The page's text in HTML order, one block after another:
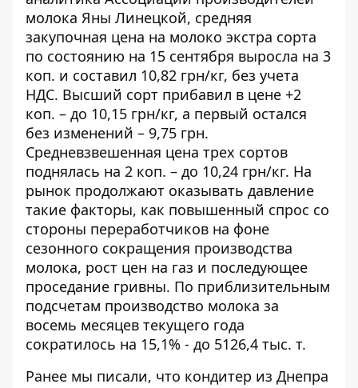
молока Яны Линецкой, средняя
закупочная цена на молоко экстра сорта
по состоянию на 15 сентября выросла на 3
коп. и составил 10,82 грн/кг, без учета
НДС. Высший сорт прибавил в цене +2
коп. – до 10,15 грн/кг, а первый остался
без изменений – 9,75 грн.
Средневзвешенная цена трех сортов
поднялась на 2 коп. – до 10,24 грн/кг. На
рынок продолжают оказывать давление
такие факторы, как повышенный спрос со
стороны переработчиков на фоне
сезонного сокращения производства
молока, рост цен на газ и последующее
проседание гривны. По приблизительным
подсчетам производство молока за
восемь месяцев текущего года
сократилось на 15,1% - до 5126,4 тыс. т.
Ранее мы писали, что кондитер из Днепра